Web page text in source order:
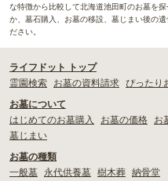
な特徴から比較して北海道池田町のお墓を
か、墓石購入、お墓の移設、墓じまい後の
ださい。
ライフドット トップ
霊園検索
お墓の資料請求 ぴったり
お墓について
はじめてのお墓購入
お墓の価格 お
墓じまい
お墓の種類
一般墓
永代供養墓 樹木葬 納骨堂